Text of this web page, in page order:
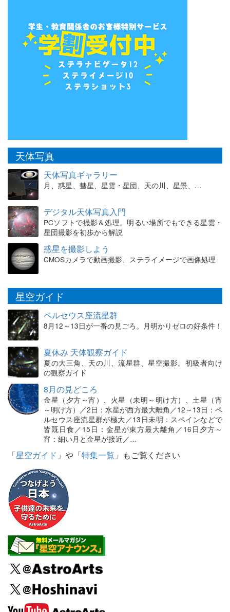
天体写真
天体写真ギャラリー
月、惑星、彗星、星雲・星団、天の川、星景、…
デジタル天体写真入門
PCソフトで撮影＆処理。明るい場所でもできる星雲・
星団撮影を初歩から解説
惑星を撮影しよう
CMOSカメラで動画撮影、ステライメージで画像処理
星空ガイド
ペルセウス座流星群
8月12～13日が一番の見ごろ。月明かりゼロの好条件！
夏休み 天体観察ガイド
夏の大三角、天の川、流星群、星空撮影。初級者向け
の観察ガイド
8月の見どころ
金星（夕方～宵）、火星（未明～明け方）、土星（宵
～明け方）／2日：水星が西方最大離角／12～13日：ペ
ルセウス座流星群が極大／13日未明：スペインなどで
皆既日食／15日：金星が東方最大離角／16日夕方～
宵：細い月と金星が接近／…
「星空ガイド 」や「特集一覧 」もご覧ください